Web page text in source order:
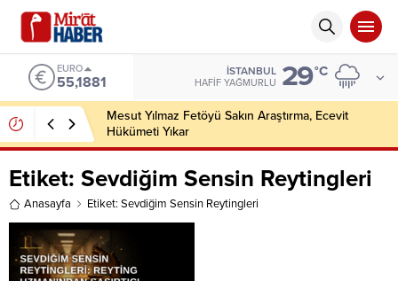
EURO
55,1881
İSTANBUL
HAFIF YAĞMURLU 29°C
Mesut Yılmaz Fetöyü Sakın Araştırma, Ecevit
Hükümeti Yıkar
Etiket: Sevdiğim Sensin Reytingleri
Anasayfa Etiket: Sevdiğim Sensin Reytingleri